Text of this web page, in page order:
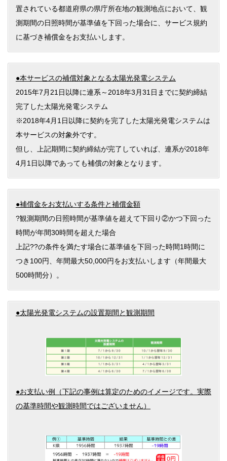
置されている都道府県の県庁所在地の観測地点において、観
測期間の日照時間が基準値を下回った場合に、サービス規約
に基づき補償金をお支払いします。
●本サービスの補償対象となる太陽光発電システム
2015年7月21日以降に連系～2018年3月31日までに契約締結
完了した太陽光発電システム
※2018年4月1日以降に契約を完了した太陽光発電システムは
本サービスの対象外です。
但し、上記期間に契約締結が完了していれば、連系が2018年
4月1日以降であっても補償の対象となります。
●補償金をお支払いする条件と補償金額
?観測期間の日照時間が基準値を超えて下回り②かつ下回った
時間が年間30時間を超えた場合
上記??の条件を満たす場合に基準値を下回った時間1時間に
つき100円、年間最大50,000円をお支払いします（年間最大
500時間分）。
●太陽光発電システムの設置期間と観測期間
●お支払い例（下記の事例は算定のためのイメージです。実際
の基準時間や観測時間ではございません）